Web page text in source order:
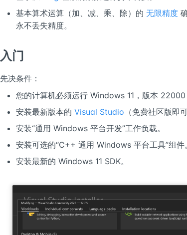
基本算术运算（加、减、乘、除）的 无限精度
永不丢失精度。
入门
先决条件：
您的计算机必须运行 Windows 11，版本 22000
安装最新版本的 Visual Studio （免费社区版即可
安装“通用 Windows 平台开发”工作负载。
安装可选的“C++ 通用 Windows 平台工具”组件。
安装最新的 Windows 11 SDK。